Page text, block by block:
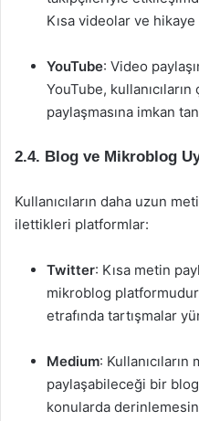
Kısa videolar ve
YouTube: Video
YouTube,
paylaşmasına imkan
2.4. Blog ve Mikroblog
Kullanıcıların daha uzun
ilettikleri platformlar:
Twitter: Kısa metin
mikroblog
etrafında tartışmalar
Medium:
paylaşabileceği bir
konularda